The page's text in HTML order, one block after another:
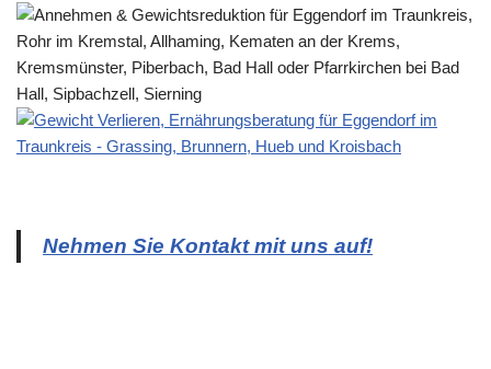
Nehmen Sie Kontakt mit uns auf!